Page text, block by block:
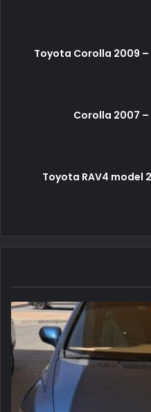
Toyota Corolla 2009
Corolla 2007
Toyota RAV4 model